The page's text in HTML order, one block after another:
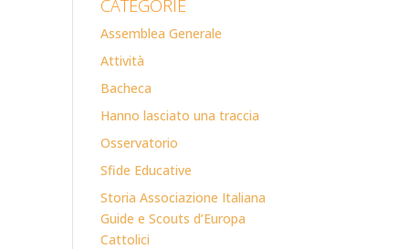
CATEGORIE
Assemblea Generale
Attività
Bacheca
Hanno lasciato una traccia
Osservatorio
Sfide Educative
Storia Associazione Italiana
Guide e Scouts d’Europa
Cattolici